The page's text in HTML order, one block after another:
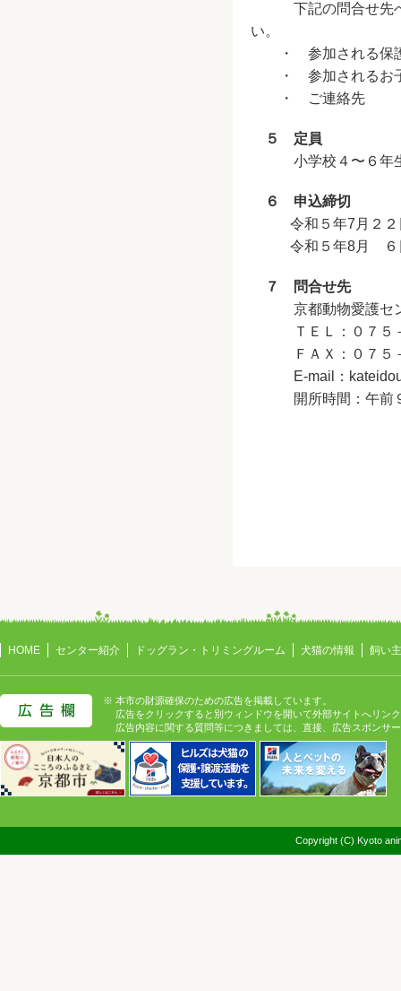
下記の問合せ先へ
い。
・ 参加される保護
・ 参加されるお子
・ ご連絡先
５ 定員
小学校４〜６年生
６ 申込締切
令和５年7月２２日
令和５年8月 ６日
７ 問合せ先
京都動物愛護セ
ＴＥＬ：０７５－
ＦＡＸ：０７５－
E-mail：
開所時間：午前９
HOME センター紹介 ドッグラン・トリミングルーム 犬猫の情報 飼い
※ 本市の財源確保のための広告を掲載しています。
広告をクリックすると別ウィンドウを開いて外部サイトへリン
広告内容に関する質問等につきましては、直接、広告スポンサ
Copyright (C) Kyoto